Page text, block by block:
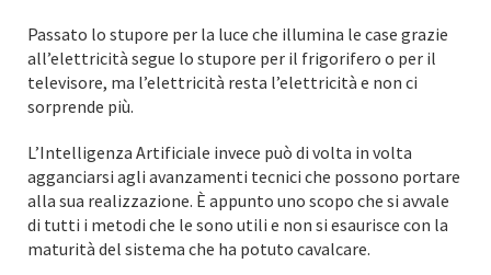
Passato lo stupore per la luce che illumina le case grazie
all’elettricità segue lo stupore per il frigorifero o per il
televisore, ma l’elettricità resta l’elettricità e non ci
sorprende più.
L’Intelligenza Artificiale invece può di volta in volta
agganciarsi agli avanzamenti tecnici che possono portare
alla sua realizzazione. È appunto uno scopo che si avvale
di tutti i metodi che le sono utili e non si esaurisce con la
maturità del sistema che ha potuto cavalcare.